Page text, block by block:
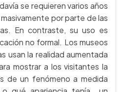
se requieren varios años
por parte de las
En contraste, su uso es
no formal. Los museos
usan la realidad aumentada
mostrar a los visitantes la
de un fenómeno a medida